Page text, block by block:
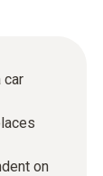
car
on